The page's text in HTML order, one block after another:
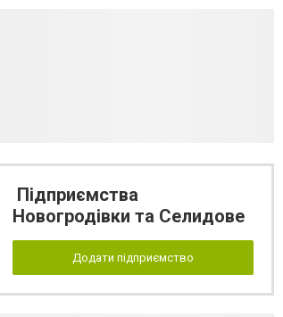
Підприємства
Новогродівки та Селидове
Додати підприємство